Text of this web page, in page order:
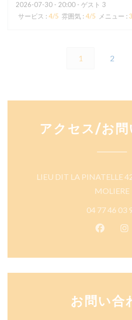
2026-07-30 - 20:00 - ゲスト 3
サービス : 4/5 雰囲気 : 4/5 メニュー : 3
1 2
アクセス/お問
LIEU DIT LA PINATELLE
MOLIERE
04 77 46 03
お問い合